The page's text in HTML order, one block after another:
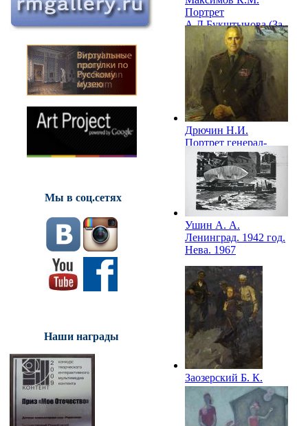
Мы в соц.сетях
Наши награды
Портрет
А.Д.Букштынова (За
Победу). 1966
Дрючин Н.И.
Портрет генерал-
лейтенанта
Лисицына. 1966
Ушин А. А.
Ленинград. 1942 год.
Нева. 1967
Заозерский Б. К.
Народные мстители.
1967